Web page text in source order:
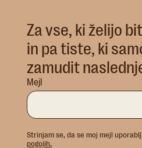
Za vse, ki želijo
in pa tiste, ki
zamudit
AST
Mejl
Strinjam se, da se moj mejl
pogojih.